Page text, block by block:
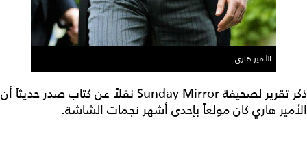
الأمير هاري
ذكر تقرير لصحيفة Sunday Mirror نقلاً عن كتاب صدر حديثاً أن
الأمير هاري كان مولعاً بإحدى أشهر نجمات الشاشة.